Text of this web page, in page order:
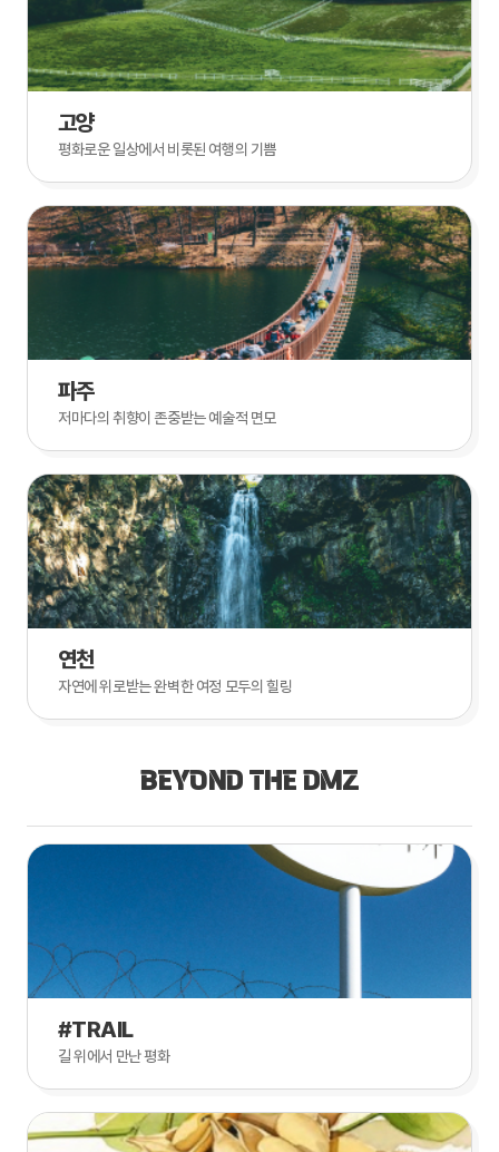
고양
평화로운 일상에서 비롯된 여행의 기쁨
파주
저마다의 취향이 존중받는 예술적 면모
연천
자연에 위로받는 완벽한 여정 모두의 힐링
BEYOND THE DMZ
#TRAIL
길 위에서 만난 평화